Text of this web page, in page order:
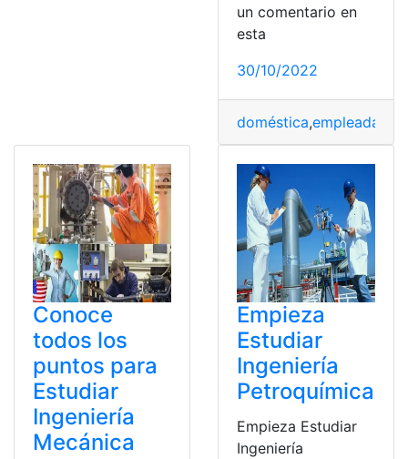
un comentario en
esta
30/10/2022
doméstica,empleada
Conoce
todos los
puntos para
Estudiar
Ingeniería
Mecánica
Empieza
Estudiar
Ingeniería
Petroquímica
Empieza Estudiar
Ingeniería